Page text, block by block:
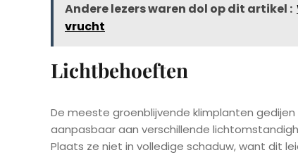
Andere lezers waren dol op dit artikel :
vrucht
Lichtbehoeften
De meeste groenblijvende klimplanten gedijen
aanpasbaar aan verschillende
Plaats ze niet in volledige schaduw, want dit